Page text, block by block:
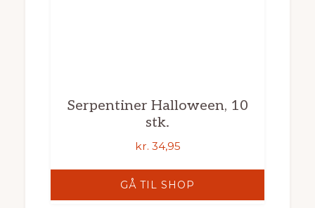
Serpentiner Halloween, 10
stk.
kr. 34,95
GÅ TIL SHOP